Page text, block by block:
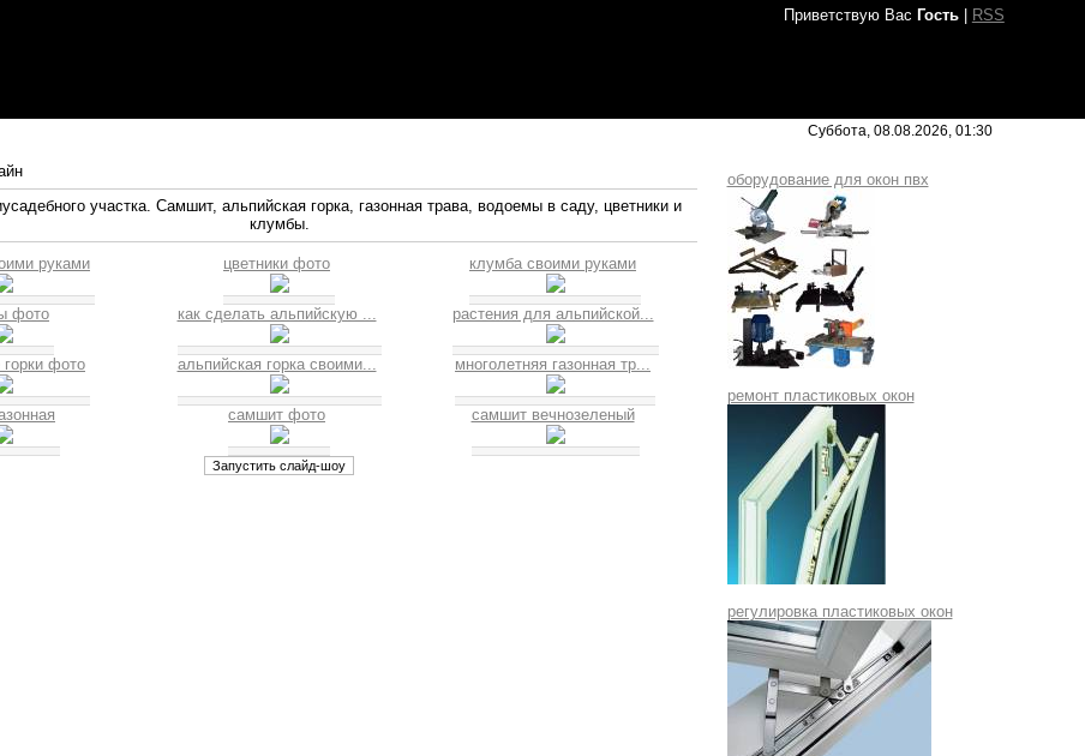
Приветствую Вас Гость| RSS
Суббота, 08.08.2026, 01:30
участка. Самшит, альпийская горка, газонная трава, водоемы в саду, цветники и
клумбы.
руками цветники фото клумба своими руками
фото как сделать альпийскую ... растения для альпийской...
горки фото альпийская горка своими... многолетняя газонная тр...
самшит фото самшит вечнозеленый
оборудование для окон пвх
ремонт пластиковых окон
регулировка пластиковых окон